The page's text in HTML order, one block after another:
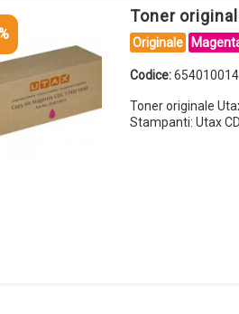
Toner
Originale
Codice:654010014
Toner originale
Stampanti: Utax